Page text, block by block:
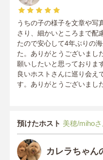
うちの子の様子を文章や写
さり、細かいところまで配
たので安心して4年ぶりの
た。ありがとうございまし
願いしたいと思っておりま
良いホストさんに巡り会え
す。ありがとうございまし
預けたホスト 美穂/miho
カレラちゃん